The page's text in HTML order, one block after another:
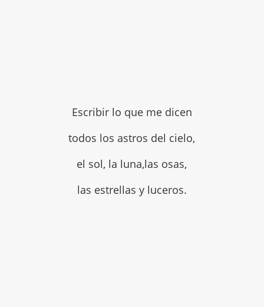
Escribir lo que me dicen
todos los astros del cielo,
el sol, la luna,las osas,
las estrellas y luceros.